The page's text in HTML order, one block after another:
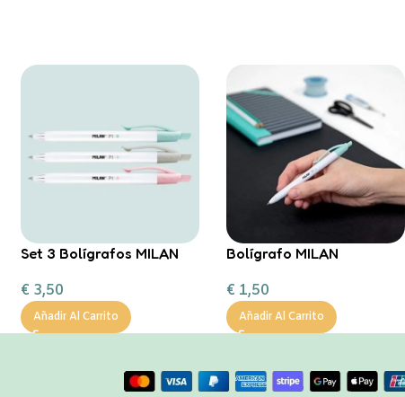
Set 3 Bolígrafos MILAN
€ 3,50
Añadir Al Carrito
Bolígrafo MILAN
€ 1,50
Añadir Al Carrito